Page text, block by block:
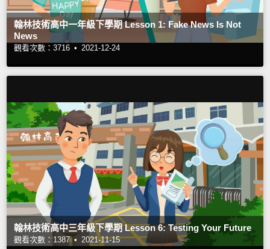
翰林技術高中一年級下學期 Lesson 1: Fake News Is Not
News
觀看次數：3716 • 2021-12-24
翰林技術高中三年級下學期 Lesson 6: Testing Your Future
觀看次數：1387 • 2021-11-15